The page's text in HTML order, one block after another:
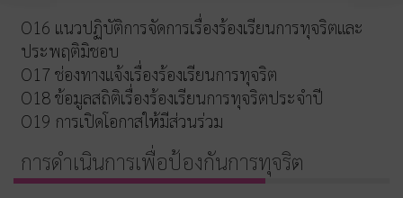
O16 แนวปฏิบัติการจัดการเรื่องร้องเรียนการทุจริตและ
ประพฤติมิชอบ
O17 ช่องทางแจ้งเรื่องร้องเรียนการทุจริต
O18 ข้อมูลสถิติเรื่องร้องเรียนการทุจริตประจำปี
O19 การเปิดโอกาสให้มีส่วนร่วม
การดำเนินการเพื่อป้องกันการทุจริต